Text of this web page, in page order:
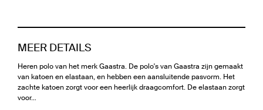
MEER DETAILS
Heren polo van het merk Gaastra. De polo's van Gaastra zijn gemaakt
van katoen en elastaan, en hebben een aansluitende pasvorm. Het
zachte katoen zorgt voor een heerlijk draagcomfort. De elastaan zorgt
voor…